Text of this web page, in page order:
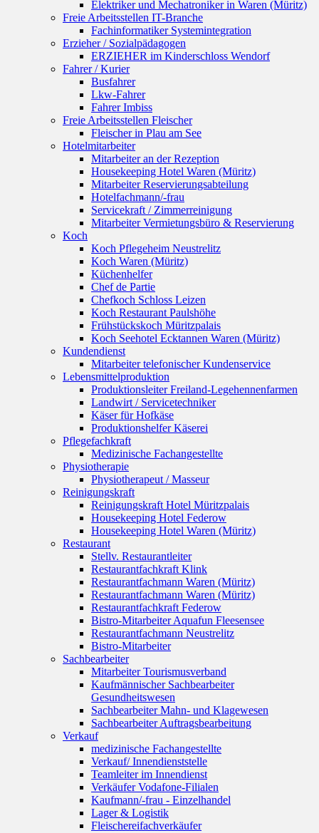
Elektriker und Mechatroniker in Waren (Müritz)
Freie Arbeitsstellen IT-Branche
Fachinformatiker Systemintegration
Erzieher / Sozialpädagogen
ERZIEHER im Kinderschloss Wendorf
Fahrer / Kurier
Busfahrer
Lkw-Fahrer
Fahrer Imbiss
Freie Arbeitsstellen Fleischer
Fleischer in Plau am See
Hotelmitarbeiter
Mitarbeiter an der Rezeption
Housekeeping Hotel Waren (Müritz)
Mitarbeiter Reservierungsabteilung
Hotelfachmann/-frau
Servicekraft / Zimmerreinigung
Mitarbeiter Vermietungsbüro & Reservierung
Koch
Koch Pflegeheim Neustrelitz
Koch Waren (Müritz)
Küchenhelfer
Chef de Partie
Chefkoch Schloss Leizen
Koch Restaurant Paulshöhe
Frühstückskoch Müritzpalais
Koch Seehotel Ecktannen Waren (Müritz)
Kundendienst
Mitarbeiter telefonischer Kundenservice
Lebensmittelproduktion
Produktionsleiter Freiland-Legehennenfarmen
Landwirt / Servicetechniker
Käser für Hofkäse
Produktionshelfer Käserei
Pflegefachkraft
Medizinische Fachangestellte
Physiotherapie
Physiotherapeut / Masseur
Reinigungskraft
Reinigungskraft Hotel Müritzpalais
Housekeeping Hotel Federow
Housekeeping Hotel Waren (Müritz)
Restaurant
Stellv. Restaurantleiter
Restaurantfachkraft Klink
Restaurantfachmann Waren (Müritz)
Restaurantfachmann Waren (Müritz)
Restaurantfachkraft Federow
Bistro-Mitarbeiter Aquafun Fleesensee
Restaurantfachmann Neustrelitz
Bistro-Mitarbeiter
Sachbearbeiter
Mitarbeiter Tourismusverband
Kaufmännischer Sachbearbeiter
Gesundheitswesen
Sachbearbeiter Mahn- und Klagewesen
Sachbearbeiter Auftragsbearbeitung
Verkauf
medizinische Fachangestellte
Verkauf/ Innendienststelle
Teamleiter im Innendienst
Verkäufer Vodafone-Filialen
Kaufmann/-frau - Einzelhandel
Lager & Logistik
Fleischereifachverkäufer